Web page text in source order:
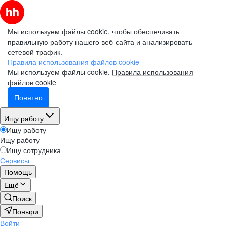
Мы используем файлы cookie, чтобы обеспечивать
правильную работу нашего веб-сайта и анализировать
сетевой трафик.
Правила использования файлов cookie
Мы используем файлы cookie. Правила использования
файлов cookie
Понятно
Ищу работу
Ищу работу
Ищу работу
Ищу сотрудника
Сервисы
Помощь
Ещё
Поиск
Поныри
Войти